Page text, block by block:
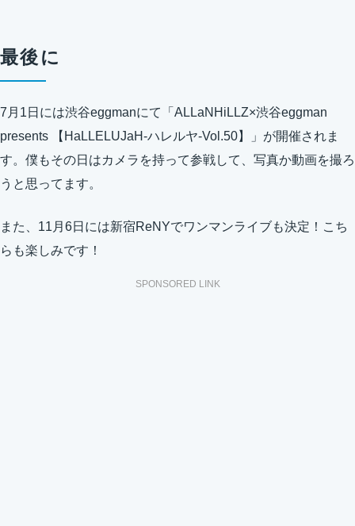
最後に
7月1日には渋谷eggmanにて「ALLaNHiLLZ×渋谷eggman
presents 【HaLLELUJaH-ハレルヤ-Vol.50】」が開催されま
す。僕もその日はカメラを持って参戦して、写真か動画を撮ろ
うと思ってます。
また、11月6日には新宿ReNYでワンマンライブも決定！こち
らも楽しみです！
SPONSORED LINK